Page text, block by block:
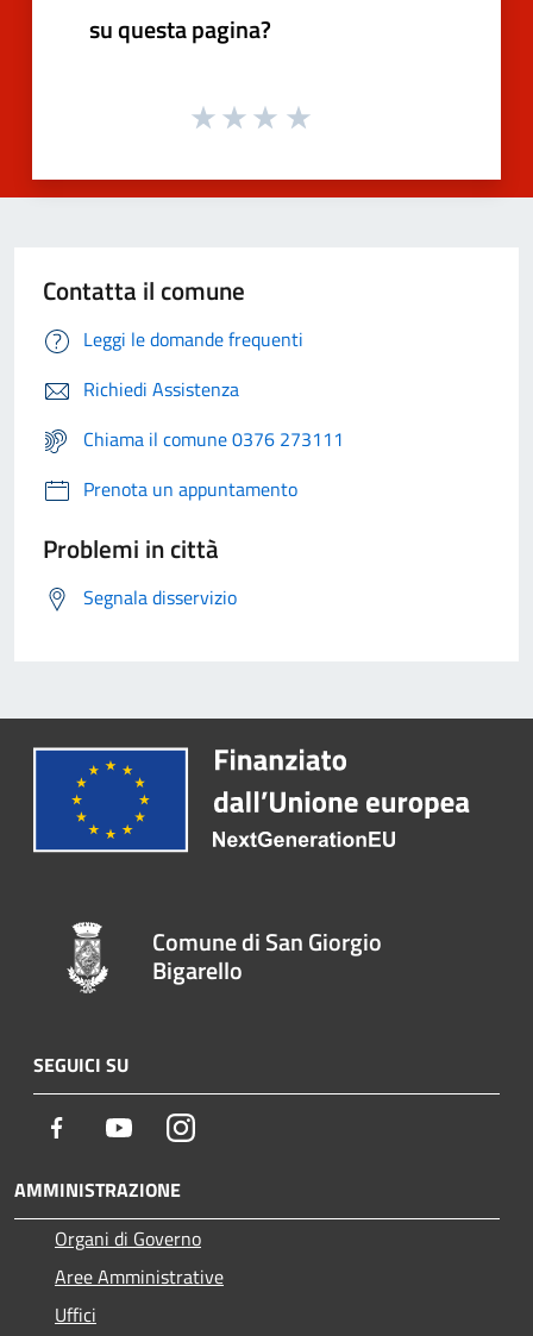
su questa pagina?
Contatta il comune
Leggi le domande frequenti
Richiedi Assistenza
Chiama il comune 0376 273111
Prenota un appuntamento
Problemi in città
Segnala disservizio
Comune di San Giorgio
Bigarello
SEGUICI SU
Facebook YoutubeInstagram
AMMINISTRAZIONE
Organi di Governo
Aree Amministrative
Uffici